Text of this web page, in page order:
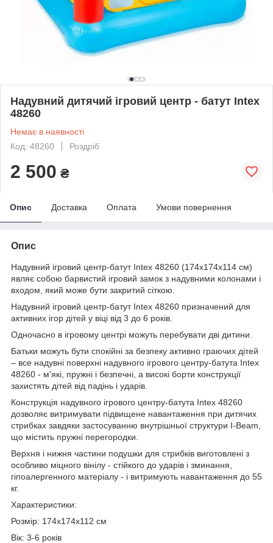
Надувний дитячий ігровий центр - батут Intex
48260
Немає в наявності
Код: 48260
Роздріб
2 500 ₴
Опис Доставка Оплата Умови повернення
Опис
Надувний ігровий центр-батут Intex 48260 (174х174х114 см)
являє собою барвистий ігровий замок з надувними колонами і
входом, який може бути закритий сіткою.
Надувний ігровий центр-батут Intex 48260 призначений для
активних ігор дітей у віці від 3 до 6 років.
Одночасно в ігровому центрі можуть перебувати дві дитини.
Батьки можуть бути спокійні за безпеку активно граючих дітей
– все надувні поверхні надувного ігрового центру-батута Intex
48260 - м'які, пружні і безпечні, а високі борти конструкції
захистять дітей від падінь і ударів.
Конструкція надувного ігрового центру-батута Intex 48260
дозволяє витримувати підвищене навантаження при дитячих
стрибках завдяки застосуванню внутрішньої структури I-Beam,
що містить пружні перегородки.
Верхня і нижня частини подушки для стрибків виготовлені з
особливо міцного вінілу - стійкого до ударів і зминання,
гіпоалергенного матеріалу - і витримують навантаження до 55
кг.
Характеристики:
Розмір: 174х174х112 см
Вік: 3-6 років